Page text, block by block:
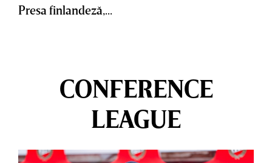
Presa finlandeză,...
CONFERENCE
LEAGUE